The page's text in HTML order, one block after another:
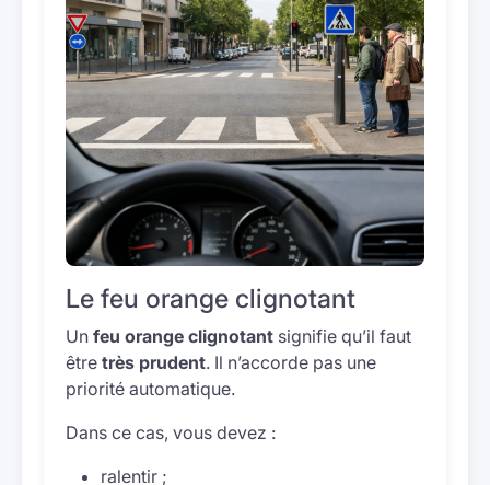
Le feu orange clignotant
Un feu orange clignotant signifie qu’il faut
être très prudent. Il n’accorde pas une
priorité automatique.
Dans ce cas, vous devez :
ralentir ;